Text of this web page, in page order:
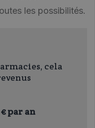
les possibilités.
cela
par an